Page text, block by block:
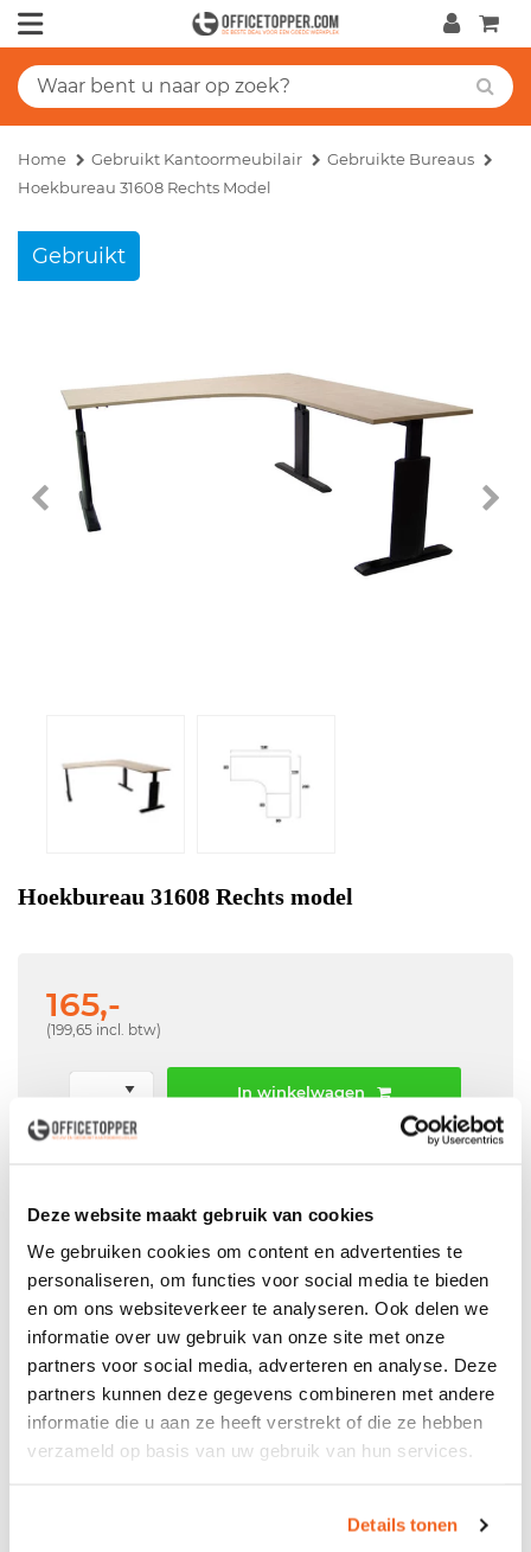
Deze website maakt gebruik van cookies
We gebruiken cookies om content en advertenties te
personaliseren, om functies voor social media te bieden
en om ons websiteverkeer te analyseren. Ook delen we
informatie over uw gebruik van onze site met onze
partners voor social media, adverteren en analyse. Deze
partners kunnen deze gegevens combineren met andere
informatie die u aan ze heeft verstrekt of die ze hebben
verzameld op basis van uw gebruik van hun services.
Details tonen
Home Gebruikt Kantoormeubilair
Gebruikte Bureaus
Hoekbureau 31608 Rechts Model
Gebruikt
Hoekbureau 31608 Rechts model
165,-
(199,65 incl. btw)
In winkelwagen
Leveringin België
Voor zowel ParticulieralsZakelijk
Professionele Bezorg- en Montageservice